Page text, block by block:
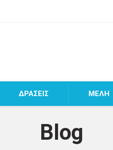
ΔΡΑΣΕΙΣ MEΛΗ
Blog